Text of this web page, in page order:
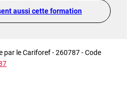
aussi cette formation
par le Cariforef - 260787 - Code